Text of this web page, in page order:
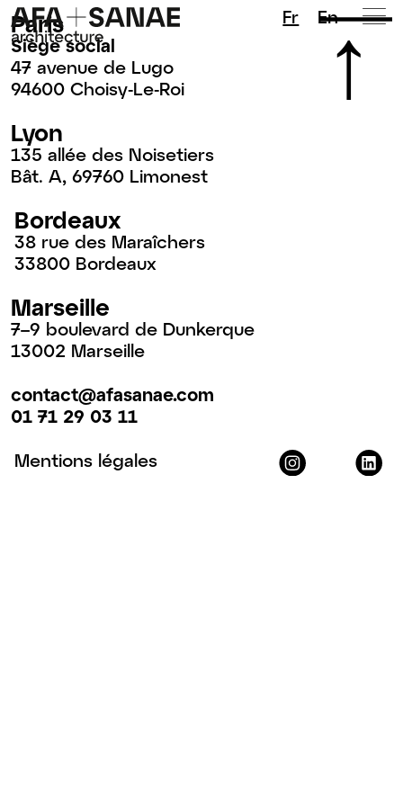
Fr En
Paris
Siège social
47 avenue de Lugo
94600 Choisy-Le-Roi
Lyon
135 allée des Noisetiers
Bât. A, 69760 Limonest
Bordeaux
38 rue des Maraîchers
33800 Bordeaux
Marseille
7–9 boulevard de Dunkerque
13002 Marseille
contact@afasanae.com
01 71 29 03 11
Mentions légales